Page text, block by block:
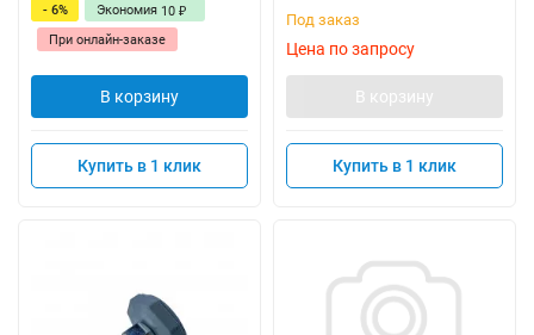
- 6% Экономия 10 ₽
При онлайн-заказе
В корзину
Купить в 1 клик
Под заказ
Цена по запросу
В корзину
Купить в 1 клик